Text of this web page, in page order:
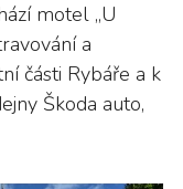
motel „U
a
části Rybáře a k
Škoda auto,